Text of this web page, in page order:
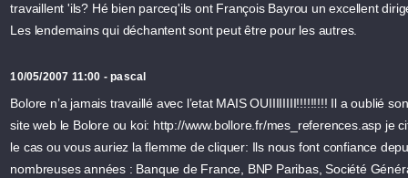
travaillent 'ils? Hé bien parceq'ils ont François Bayrou un excellent
Les lendemains qui déchantent sont peut être pour les autres.
10/05/2007 11:00 - pascal
Bolore n’a jamais travaillé avec l’etat MAIS OUIIIIIIII!!!!!!!!! Il a oublié
site web le Bolore ou koi: http://www.bollore.fr/mes_references.asp je
le cas ou vous auriez la flemme de cliquer: Ils nous font confiance
nombreuses années : Banque de France, BNP Paribas, Société